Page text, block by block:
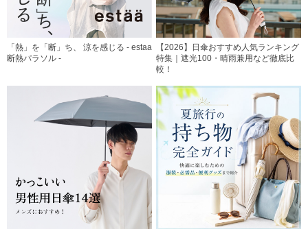
「熱」を「断」ち、 涼を感じる - estaa
断熱パラソル -
【2026】日傘おすすめ人気ランキング
特集｜遮光100・晴雨兼用など徹底比
較！